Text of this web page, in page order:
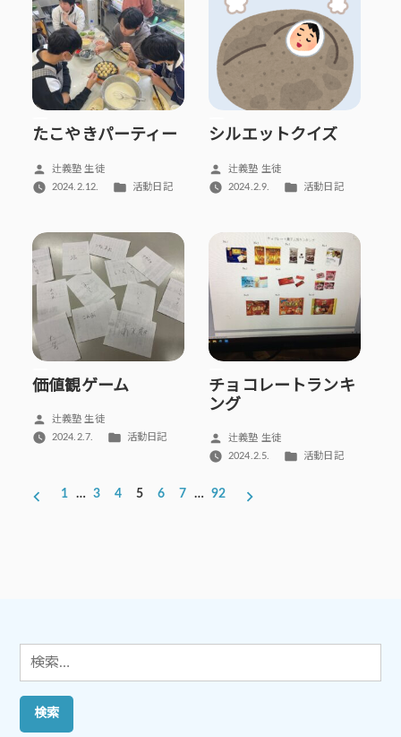
ー:
たこやきパーティー
投
稿
辻義塾 生徒
2024.2.12.
カ
ー:
活動日記
シルエットクイズ
投
稿
辻義塾 生徒
2024.2.9.
カ
リ
ー:
活動日記
価値観ゲーム
投
稿
辻義塾 生徒
2024.2.7.
カ
活動日記
チョコレートランキ
ング
投
稿
辻義塾 生徒
2024.2.5.
カ
活動日記
投
り
1 … 3 4 5 6 7 … 92
検
索: